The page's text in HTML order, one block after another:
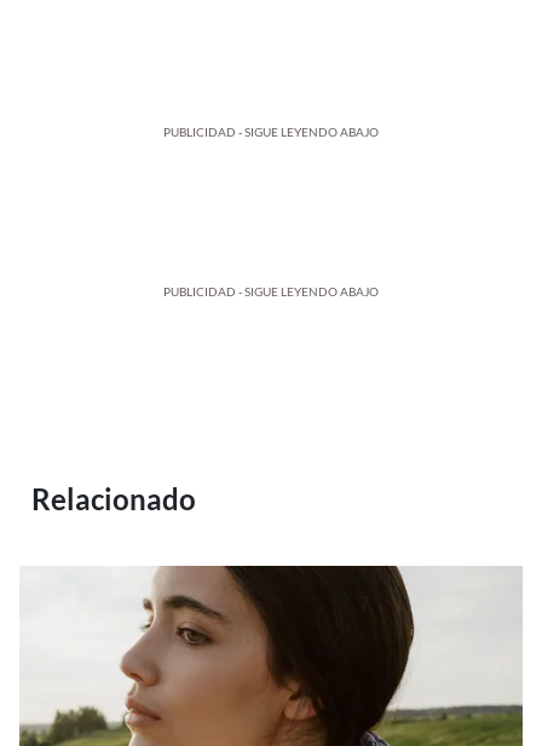
PUBLICIDAD - SIGUE LEYENDO ABAJO
PUBLICIDAD - SIGUE LEYENDO ABAJO
Relacionado